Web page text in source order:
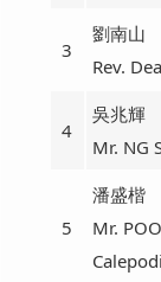
3
劉南山
Rev.
4
吳兆輝
Mr. NG
5
潘盛楷
Mr.